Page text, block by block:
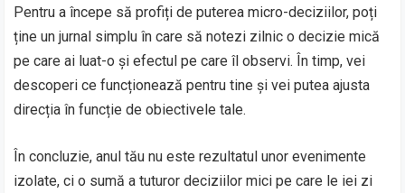
Pentru a începe să profiți de puterea micro-deciziilor, poți
ține un jurnal simplu în care să notezi zilnic o decizie mică
pe care ai luat-o și efectul pe care îl observi. În timp, vei
descoperi ce funcționează pentru tine și vei putea ajusta
direcția în funcție de obiectivele tale.
În concluzie, anul tău nu este rezultatul unor evenimente
izolate, ci o sumă a tuturor deciziilor mici pe care le iei zi